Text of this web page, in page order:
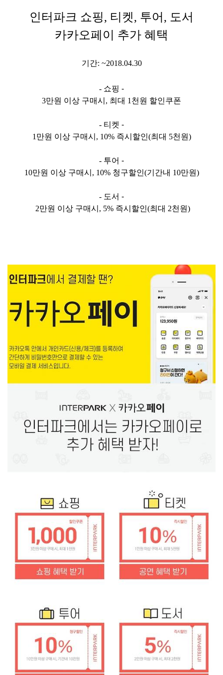
인터파크 쇼핑, 티켓, 투어, 도서
카카오페이 추가 혜택
기간: ~2018.04.30
- 쇼핑 -
3만원 이상 구매시, 최대 1천원 할인쿠폰
- 티켓 -
1만원 이상 구매시, 10% 즉시할인(최대 5천원)
- 투어 -
10만원 이상 구매시, 10% 청구할인(기간내 10만원)
- 도서 -
2만원 이상 구매시, 5% 즉시할인(최대 2천원)